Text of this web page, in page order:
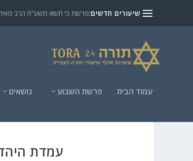
שיעורים חדשים:פרשת כי תשא תשע"ח הרב מאיר
עמוד הבית פרשת השבוע נושאים
עמדת